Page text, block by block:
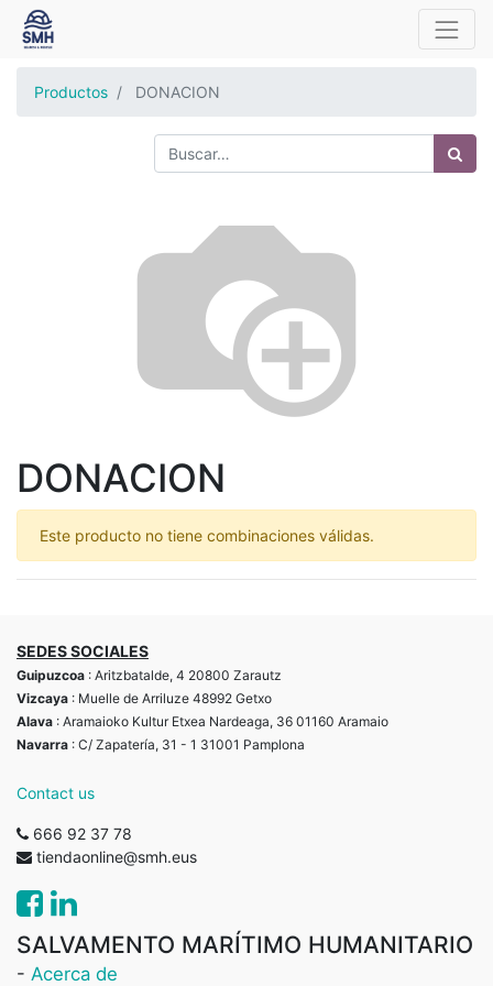
Productos DONACION
DONACION
Este producto no tiene combinaciones válidas.
SEDES SOCIALES
Guipuzcoa : Aritzbatalde, 4 20800 Zarautz
Vizcaya : Muelle de Arriluze 48992 Getxo
Alava : Aramaioko Kultur Etxea Nardeaga, 36 01160 Aramaio
Navarra : C/ Zapatería, 31 - 1 31001 Pamplona
Contact us
666 92 37 78
tiendaonline@smh.eus
SALVAMENTO MARÍTIMO HUMANITARIO
- Acerca de